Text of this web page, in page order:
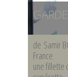
de Samir
France
une fillette